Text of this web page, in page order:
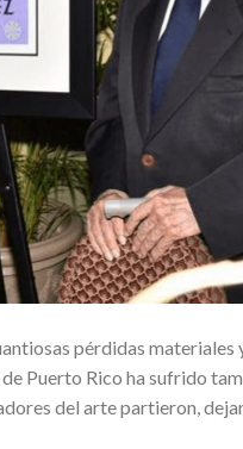
pérdidas materiales
Puerto Rico ha sufrido
del arte partieron,